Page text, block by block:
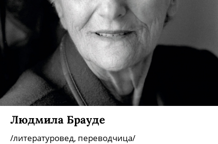
Людмила Брауде
/литературовед, переводчица/